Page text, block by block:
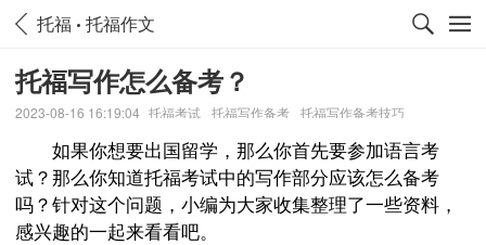
托福 托福作文
托福写作怎么备考？
2023-08-16 16:19:04 托福考试 托福写作备考 托福写作备考技巧
如果你想要出国留学，那么你首先要参加语言考
试？那么你知道托福考试中的写作部分应该怎么备考
吗？针对这个问题，小编为大家收集整理了一些资料，
感兴趣的一起来看看吧。